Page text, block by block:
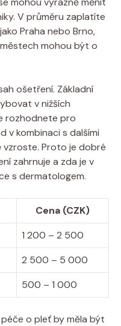
V průměru zaplatíte
Praha nebo Brno,
mohou být o
ošetření. Základní
v nižších
rozhodnete pro
v kombinaci s dalšími
vzroste. Proto je dobré
zahrnuje a zda je v
s dermatologem.
Cena (CZK)
1 200 – 2 500
2 500 – 5 000
500 – 1 000
o pleť by měla být